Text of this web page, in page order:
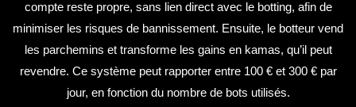
compte reste propre, sans lien direct avec le botting, afin de
minimiser les risques de bannissement. Ensuite, le botteur vend
les parchemins et transforme les gains en kamas, qu’il peut
revendre. Ce système peut rapporter entre 100 € et 300 € par
jour, en fonction du nombre de bots utilisés.